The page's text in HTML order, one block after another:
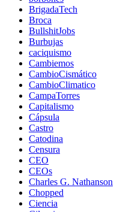
BrigadaTech
Broca
BullshitJobs
Burbujas
caciquismo
Cambiemos
CambioCismático
CambioClimatico
CampaTorres
Capitalismo
Cápsula
Castro
Catodina
Censura
CEO
CEOs
Charles G. Nathanson
Chopped
Ciencia